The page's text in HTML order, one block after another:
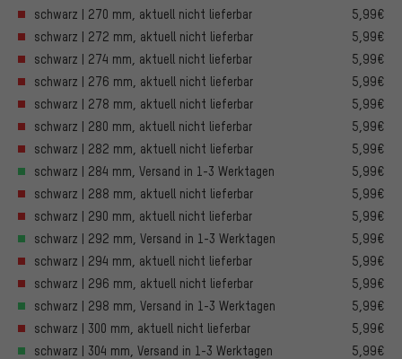
schwarz | 270 mm, aktuell nicht lieferbar
5,99€
schwarz | 272 mm, aktuell nicht lieferbar
5,99€
schwarz | 274 mm, aktuell nicht lieferbar
5,99€
schwarz | 276 mm, aktuell nicht lieferbar
5,99€
schwarz | 278 mm, aktuell nicht lieferbar
5,99€
schwarz | 280 mm, aktuell nicht lieferbar
5,99€
schwarz | 282 mm, aktuell nicht lieferbar
5,99€
schwarz | 284 mm, Versand in 1-3 Werktagen
5,99€
schwarz | 288 mm, aktuell nicht lieferbar
5,99€
schwarz | 290 mm, aktuell nicht lieferbar
5,99€
schwarz | 292 mm, Versand in 1-3 Werktagen
5,99€
schwarz | 294 mm, aktuell nicht lieferbar
5,99€
schwarz | 296 mm, aktuell nicht lieferbar
5,99€
schwarz | 298 mm, Versand in 1-3 Werktagen
5,99€
schwarz | 300 mm, aktuell nicht lieferbar
5,99€
schwarz | 304 mm, Versand in 1-3 Werktagen
5,99€